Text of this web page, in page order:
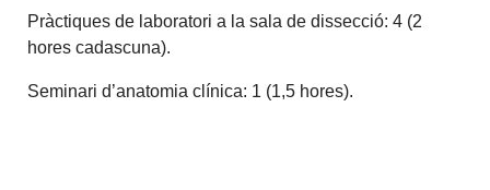
Pràctiques de laboratori a la sala de dissecció: 4 (2
hores cadascuna).
Seminari d’anatomia clínica: 1 (1,5 hores).